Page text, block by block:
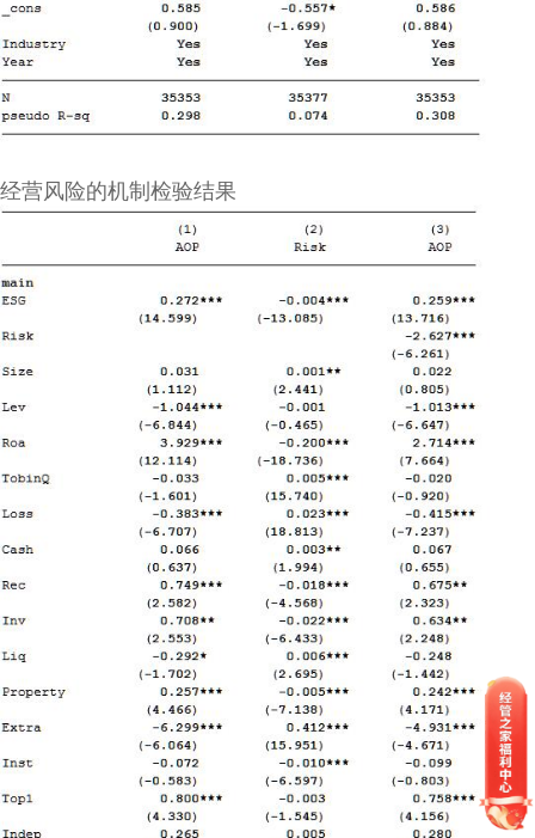
经营风险的机制检验结果